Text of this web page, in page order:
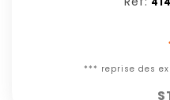
*** reprise des